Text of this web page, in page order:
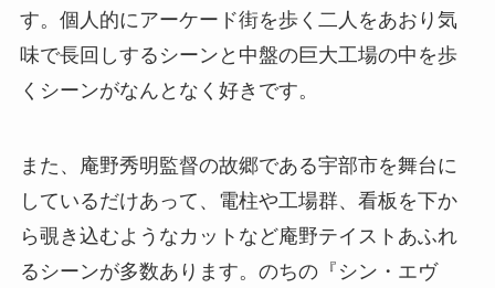
す。個人的にアーケード街を歩く二人をあおり気
味で長回しするシーンと中盤の巨大工場の中を歩
くシーンがなんとなく好きです。
また、庵野秀明監督の故郷である宇部市を舞台に
しているだけあって、電柱や工場群、看板を下か
ら覗き込むようなカットなど庵野テイストあふれ
るシーンが多数あります。のちの『シン・エヴ